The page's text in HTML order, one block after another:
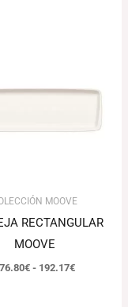
MOOVE
RECTANGULAR
MOOVE
€ - 192.17€
176.80€